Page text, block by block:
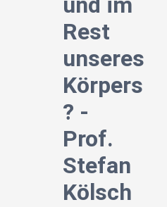
Rest
unseres
Körpers
? -
Prof.
Stefan
Kölsch